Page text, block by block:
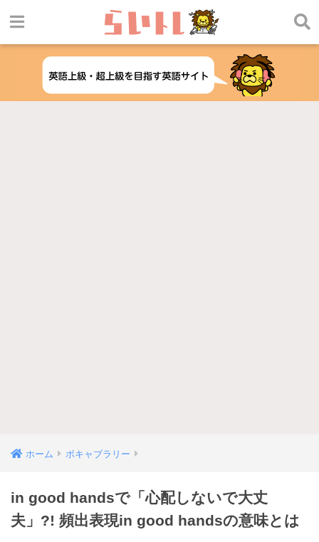
ホーム ボキャブラリー
in good handsで「心配しないで大丈
夫」?! 頻出表現in good handsの意味とは